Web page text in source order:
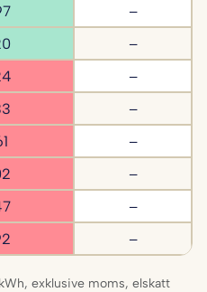
–
–
–
–
–
–
–
–
exklusive moms, elskatt